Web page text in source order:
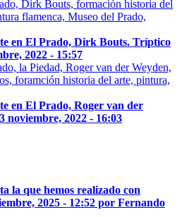
en El Prado, Dirk Bouts. Tríptico
2022 - 15:57
en El Prado, Roger van der
noviembre, 2022 - 16:03
la que hemos realizado con
2025 - 12:52 por Fernando